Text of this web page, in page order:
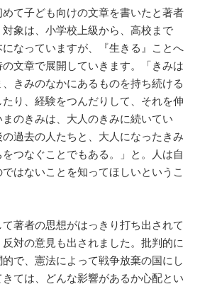
て子ども向けの文章を書いたと著者
象は、小学校上級から、高校まで
なっていますが、『生きる』ことへ
文章で展開していきます。「きみは
きみのなかにあるものを持ち続ける
り、経験をつんだりして、それを伸
のきみは、大人のきみに続いてい
過去の人たちと、大人になったきみ
つなぐことでもある。」と。人は自
はないことを知ってほしいというこ
著者の思想がはっきり打ち出されて
対の意見も出されました。批判的に
で、憲法によって戦争放棄の国にし
ては、どんな影響があるか心配とい